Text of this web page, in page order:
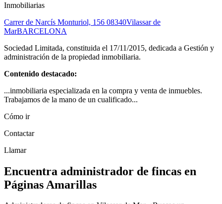
Inmobiliarias
Carrer de Narcís Monturiol, 156 08340Vilassar de
MarBARCELONA
Sociedad Limitada, constituida el 17/11/2015, dedicada a Gestión y
administración de la propiedad inmobiliaria.
Contenido destacado:
...inmobiliaria especializada en la compra y venta de inmuebles.
Trabajamos de la mano de un cualificado...
Cómo ir
Contactar
Llamar
Encuentra administrador de fincas en
Páginas Amarillas